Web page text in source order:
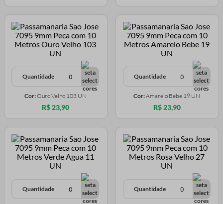
Quantidade
Cor:Ouro Velho 103 UN
R$ 23,90
Quantidade
Cor:Amarelo Bebe 19 UN
R$ 23,90
Quantidade Quantidade